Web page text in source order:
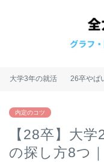
大学3年の就活 26卒やば
内定のコツ
【28卒】大
の探し方8つ